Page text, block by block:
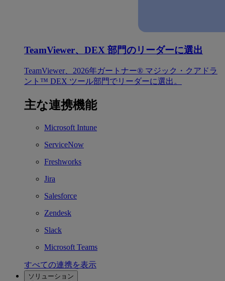
TeamViewer、DEX 部門のリーダーに選出
TeamViewer、2026年ガートナー® マジック・クアドラ
ント™ DEX ツール部門でリーダーに選出。
主な連携機能
Microsoft Intune
ServiceNow
Freshworks
Jira
Salesforce
Zendesk
Slack
Microsoft Teams
すべての連携を表示
ソリューション